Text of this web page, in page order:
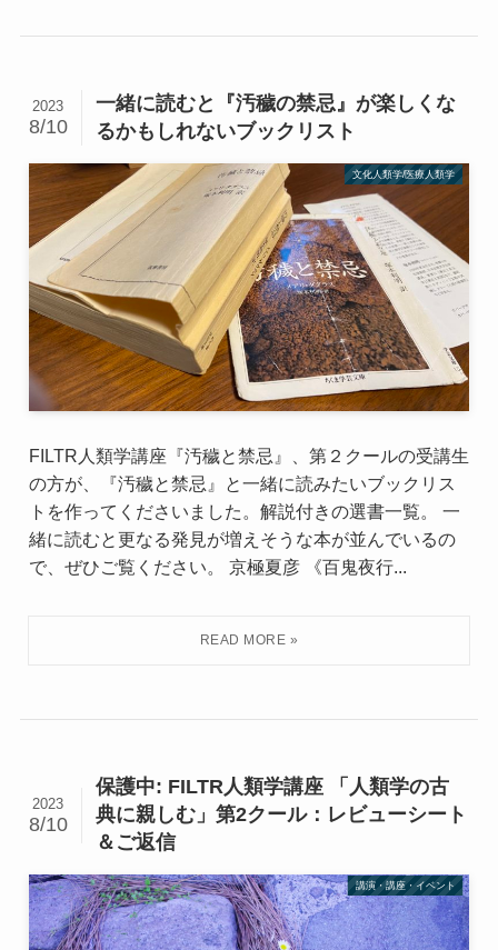
一緒に読むと『汚穢の禁忌』が楽しくな
るかもしれないブックリスト
2023
8/10
文化人類学/医療人類学
FILTR人類学講座『汚穢と禁忌』、第２クールの受講生
の方が、『汚穢と禁忌』と一緒に読みたいブックリス
トを作ってくださいました。解説付きの選書一覧。 一
緒に読むと更なる発見が増えそうな本が並んでいるの
で、ぜひご覧ください。 京極夏彦 《百鬼夜行...
保護中: FILTR人類学講座 「人類学の古
典に親しむ」第2クール：レビューシート
＆ご返信
2023
8/10
講演・講座・イベント